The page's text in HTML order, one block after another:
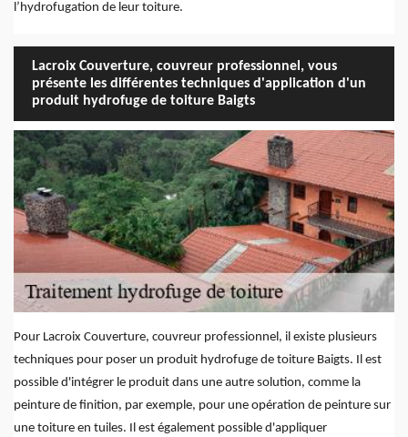
l’hydrofugation de leur toiture.
Lacroix Couverture, couvreur professionnel, vous
présente les différentes techniques d'application d'un
produit hydrofuge de toiture Baigts
Pour Lacroix Couverture, couvreur professionnel, il existe plusieurs
techniques pour poser un produit hydrofuge de toiture Baigts. Il est
possible d'intégrer le produit dans une autre solution, comme la
peinture de finition, par exemple, pour une opération de peinture sur
une toiture en tuiles. Il est également possible d'appliquer